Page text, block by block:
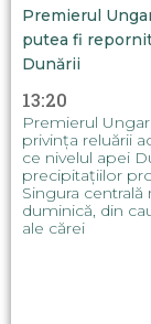
Premierul
putea fi
Dunării
13:20
Premierul
privința reluării
ce nivelul apei
precipitațiilor
Singura
duminică, din
ale cărei